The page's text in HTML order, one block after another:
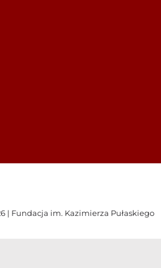
| Fundacja im. Kazimierza Pułaskiego